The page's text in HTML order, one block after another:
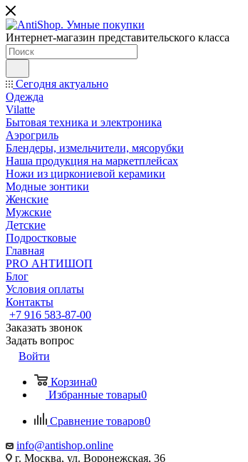
Интернет-магазин представительского класса
Сегодня актуально
Одежда
Vilatte
Бытовая техника и электроника
Аэрогриль
Блендеры, измельчители, мясорубки
Наша продукция на маркетплейсах
Ножи из циркониевой керамики
Модные зонтики
Женские
Мужские
Детские
Подростковые
Главная
PRO АНТИШОП
Блог
Условия оплаты
Контакты
+7 916 583-87-00
Заказать звонок
Задать вопрос
Войти
Корзина0
Избранные товары0
Сравнение товаров0
info@antishop.online
г. Москва, ул. Воронежская, 36